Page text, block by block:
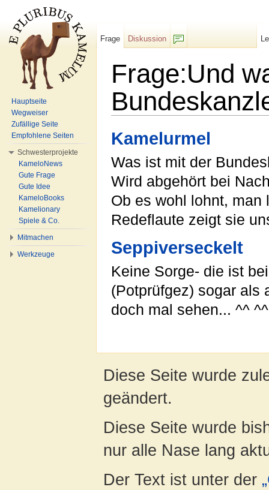
Frage:Und
Kamelurmel
Was ist mit der
Wird abgehört bei
Ob es wohl lohnt,
Redeflaute zeigt sie
Seppiverseckelt
Keine Sorge- die ist
(Potprüfgez) sogar als
doch mal sehen... ^^
Frage
Diskussion
Hauptseite
Wegweiser
Zufällige Seite
Empfohlene Seiten
Schwesterprojekte
KameloNews
Gute Frage
Gute Idee
KameloBooks
Kamelionary
Spiele & Co.
Mitmachen
Werkzeuge
Diese Seite wurde
geändert.
Diese Seite wurde
nur alle Nase lang
Der Text ist unter der